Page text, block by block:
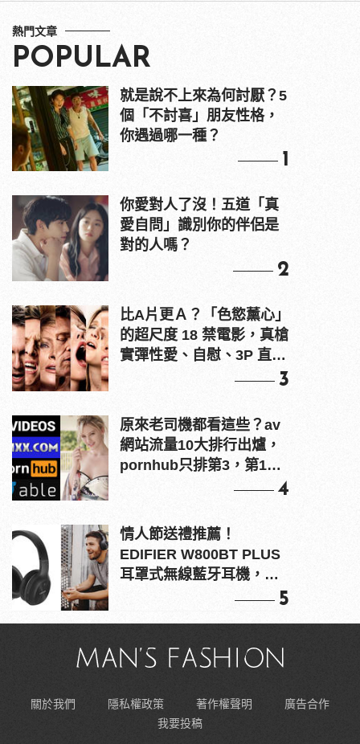
熱門文章
POPULAR
就是說不上來為何討厭？5
個「不討喜」朋友性格，
你遇過哪一種？
1
你愛對人了沒！五道「真
愛自問」識別你的伴侶是
對的人嗎？
2
比A片更Ａ？「色慾薰心」
的超尺度 18 禁電影，真槍
實彈性愛、自慰、3P 直接
3
原來老司機都看這些？av
網站流量10大排行出爐，
pornhub只排第3，第1名
4
情人節送禮推薦！
EDIFIER W800BT PLUS
耳罩式無線藍牙耳機，在
5
關於我們 隱私權政策 著作權聲明
廣告合作
我要投稿